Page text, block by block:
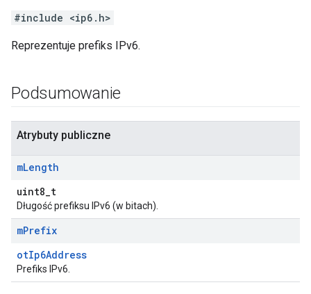
#include <ip6.h>
Reprezentuje prefiks IPv6.
Podsumowanie
Atrybuty publiczne
mLength
uint8_t
Długość prefiksu IPv6 (w bitach).
mPrefix
otIp6Address
Prefiks IPv6.